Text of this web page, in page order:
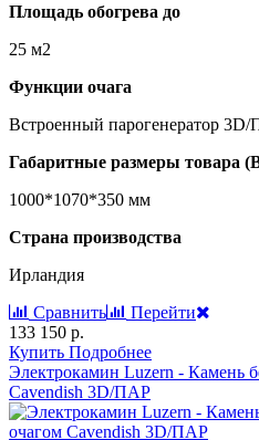
Площадь обогрева до
25 м2
Функции очага
Встроенный парогенератор
Габаритные размеры товара
1000*1070*350 мм
Страна производства
Ирландия
Сравнить
Перейти
133 150 р.
Купить Подробнее
Электрокамин Luzern - Камень
Cavendish 3D/ПАР